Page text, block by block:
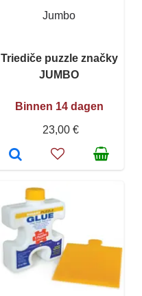
Jumbo
Triediče puzzle značky
JUMBO
Binnen 14 dagen
23,00 €